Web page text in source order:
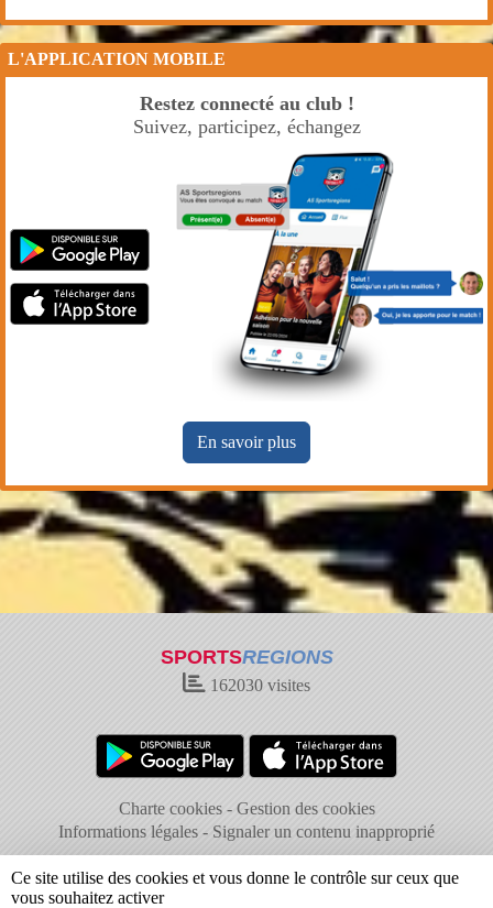
L'APPLICATION MOBILE
Restez connecté au club !
Suivez, participez, échangez
En savoir plus
SPORTSREGIONS
162030 visites
Charte cookies
Gestion des cookies
Informations légales
Signaler un contenu inapproprié
Ce site utilise des cookies et vous donne le contrôle sur ceux que
vous souhaitez activer